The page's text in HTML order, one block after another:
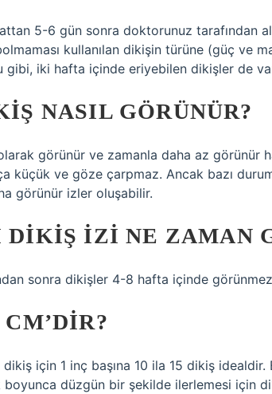
5-6 gün sonra doktorunuz tarafından
kullanılan dikişin türüne (güç ve
iki hafta içinde eriyebilen dikişler de
NASIL GÖRÜNÜR?
görünür ve zamanla daha az görünür
küçük ve göze çarpmaz. Ancak bazı
görünür izler oluşabilir.
DIKIŞ IZI NE ZAMAN
sonra dikişler 4-8 hafta içinde
dikiş için 1 inç başına 10 ila 15 dikiş
düzgün bir şekilde ilerlemesi için